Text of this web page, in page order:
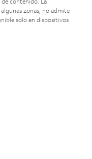
zonas; no admite
solo en dispositivos